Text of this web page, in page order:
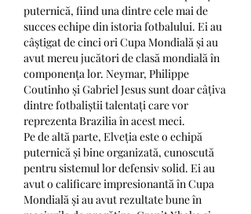
puternică, fiind una dintre cele mai de
succes echipe din istoria fotbalului. Ei au
câștigat de cinci ori Cupa Mondială și au
avut mereu jucători de clasă mondială în
componența lor. Neymar, Philippe
Coutinho și Gabriel Jesus sunt doar câțiva
dintre fotbaliștii talentați care vor
reprezenta Brazilia în acest meci.
Pe de altă parte, Elveția este o echipă
puternică și bine organizată, cunoscută
pentru sistemul lor defensiv solid. Ei au
avut o calificare impresionantă în Cupa
Mondială și au avut rezultate bune în